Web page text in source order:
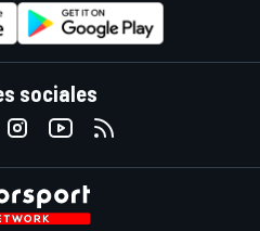
sociales